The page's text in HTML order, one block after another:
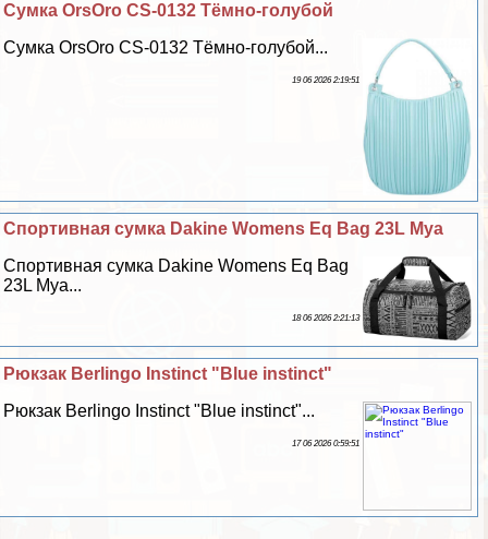
Сумка OrsOro CS-0132 Тёмно-гoлyбой
Сумка OrsOro CS-0132 Тёмно-гoлyбой...
19 06 2026 2:19:51
Спортивная сумка Dakine Womens Eq Bag 23L Mya
Спортивная сумка Dakine Womens Eq Bag
23L Mya...
18 06 2026 2:21:13
Рюкзак Berlingo Instinct "Blue instinct"
Рюкзак Berlingo Instinct "Blue instinct"...
17 06 2026 0:59:51